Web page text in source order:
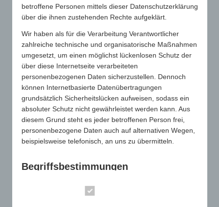
* Ich bin damit einverstanden, dass meine Daten ausschließlich
zu Zwecken der ersten Kontaktaufnahme verwendet und über
Frist werden Ihre Daten unwiderruflich gelöscht. Sie haben
jederzeit das Recht, eine frühere Löschung zu verlangen. Lesen
Sie hierzu auch unsereDatenschutzbestimmungen.
* Pflichtfelder sind mit einem Stern gekennzeichnet
betroffene Personen mittels dieser Datenschutzerklärung
über die ihnen zustehenden Rechte aufgeklärt.
Wir haben als für die Verarbeitung Verantwortlicher
zahlreiche technische und organisatorische Maßnahmen
umgesetzt, um einen möglichst lückenlosen Schutz der
über diese Internetseite verarbeiteten
personenbezogenen Daten sicherzustellen. Dennoch
können Internetbasierte Datenübertragungen
grundsätzlich Sicherheitslücken aufweisen, sodass ein
absoluter Schutz nicht gewährleistet werden kann. Aus
diesem Grund steht es jeder betroffenen Person frei,
personenbezogene Daten auch auf alternativen Wegen,
beispielsweise telefonisch, an uns zu übermitteln.
Begriffsbestimmungen
Begrifflichkeiten, die durch den Europäischen Richtlinien-